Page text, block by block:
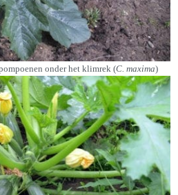
onder het klimrek (C. maxima)